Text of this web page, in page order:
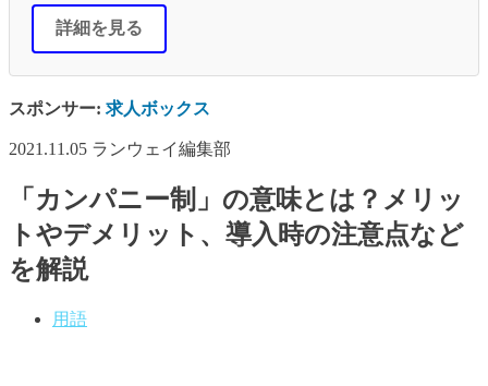
詳細を見る
スポンサー: 求人ボックス
2021.11.05 ランウェイ編集部
「カンパニー制」の意味とは？メリッ
トやデメリット、導入時の注意点など
を解説
用語